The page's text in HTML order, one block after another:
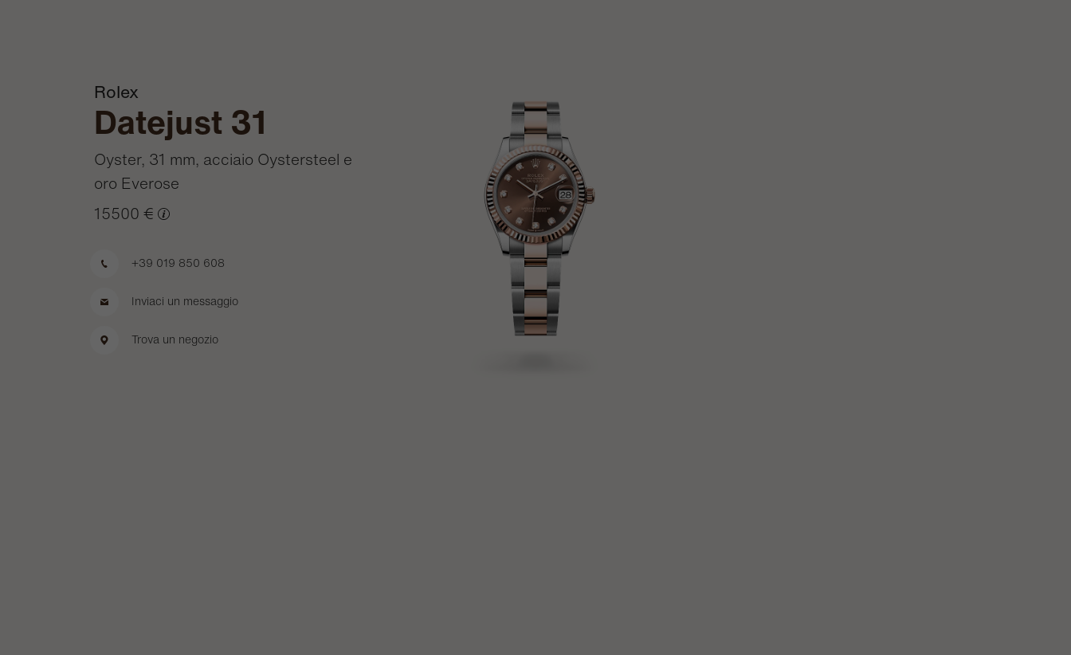
Rolex
Datejust 31
Oyster, 31 mm, acciaio Oystersteel e
oro Everose
15500 €
+39 019 850 608
Inviaci un messaggio
Trova un negozio